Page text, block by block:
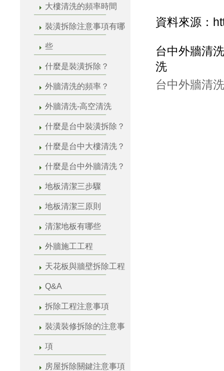
大樓清洗的頻率時間
裝潢拆除注意事項有哪
些
什麼是裝潢拆除？
外牆清洗的頻率？
外牆清洗-高空清洗
什麼是台中裝潢拆除？
什麼是台中大樓清洗？
什麼是台中外牆清洗？
地板清潔三步驟
地板清潔三原則
清潔地板有哪些
外牆施工工程
天花板與牆壁拆除工程
Q&A
拆除工程注意事項
裝潢裝修拆除的注意事
項
房屋拆除關鍵注意事項
資料來源：
台中外牆清
洗
台中外牆清